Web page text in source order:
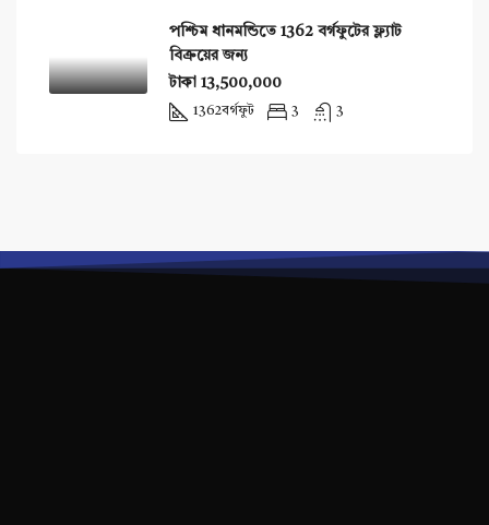
পশ্চিম ধানমন্ডিতে 1362 বর্গফুটের ফ্ল্যাট
বিক্রয়ের জন্য
টাকা 13,500,000
1362বর্গফুট 3 3